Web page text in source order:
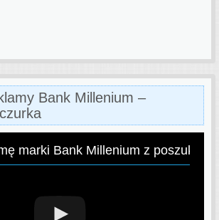
Bank Millenium –
marki Bank Millenium z